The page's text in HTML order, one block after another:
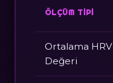
ÖLÇÜM TIPI
Ortalama HRV
Değeri